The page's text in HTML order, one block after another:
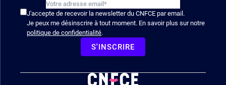
J'accepte de recevoir la newsletter du CNFCE par email.
Je peux me désinscrire à tout moment. En savoir plus sur notre
politique de confidentialité.
S'INSCRIRE